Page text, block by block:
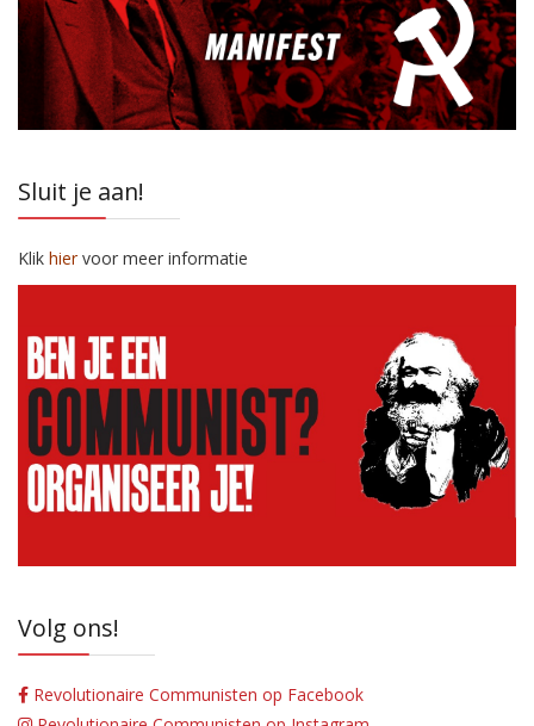
Sluit je aan!
Klik hiervoor meer informatie
Volg ons!
Revolutionaire Communisten op Facebook